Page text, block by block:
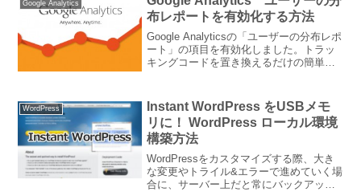
ゲッ...
Google Analytics
布レポートを有効化する方法
Google Analyticsの「ユーザーの分布レポ
ート」の項目を有効化しました。トラッ
キングコードを置き換えるだけの簡単な
か」がわかるユーザーの分布レポート
で、詳細な...
WordPress
Instant WordPress をUSBメモ
リに！ WordPress ローカル環境
構築方法
WordPressをカスタマイズする際、大き
な変更やトライル&エラーで進めていく場
合に、サーバー上だと常にバックアップ